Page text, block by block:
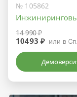
№ 105862
14 990 ₽
10493 ₽ или в